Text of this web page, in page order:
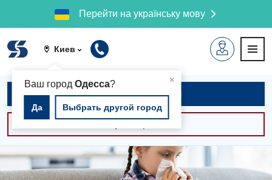
Перейти на українську мову
Киев
×
Ваш город Одесса?
Да Выбрать другой город
Записаться на приём